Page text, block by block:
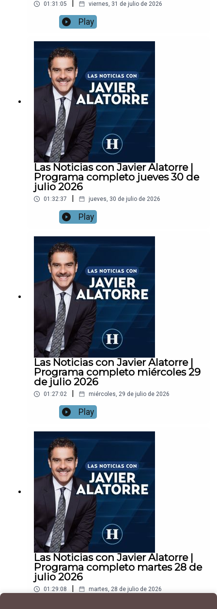
01:31:05 viernes, 31 de julio de 2026
Play
Las Noticias con Javier Alatorre |
Programa completo jueves 30 de
julio 2026
01:32:37 jueves, 30 de julio de 2026
Play
Las Noticias con Javier Alatorre |
Programa completo miércoles 29
de julio 2026
01:27:02 miércoles, 29 de julio de 2026
Play
Las Noticias con Javier Alatorre |
Programa completo martes 28 de
julio 2026
01:29:08 martes, 28 de julio de 2026